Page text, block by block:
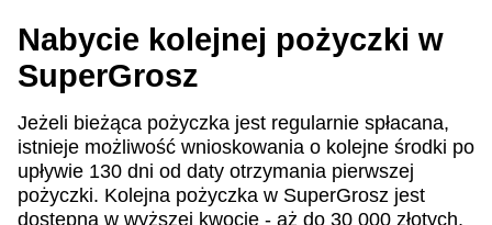
Nabycie kolejnej pożyczki w
SuperGrosz
Jeżeli bieżąca pożyczka jest regularnie spłacana,
istnieje możliwość wnioskowania o kolejne środki po
upływie 130 dni od daty otrzymania pierwszej
pożyczki. Kolejna pożyczka w SuperGrosz jest
dostępna w wyższej kwocie - aż do 30 000 złotych,